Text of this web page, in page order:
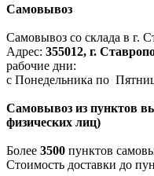
Самовывоз
Самовывоз со склада в г.
Адрес: 355012, г.
рабочие дни:
с Понедельника по
Самовывоз из пунктов
физических лиц)
Более 3500 пунктов
Стоимость доставки до